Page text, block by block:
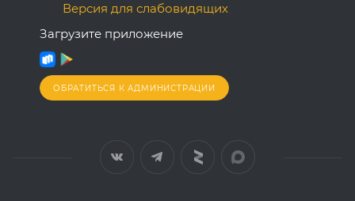
Версия для слабовидящих
Загрузите приложение
ОБРАТИТЬСЯ К АДМИНИСТРАЦИИ